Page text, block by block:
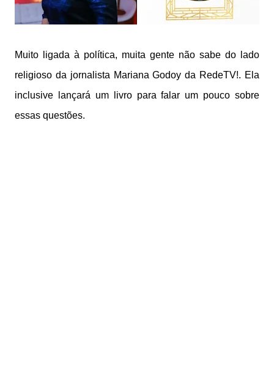
Muito ligada à política, muita gente não sabe do lado
religioso da jornalista Mariana Godoy da RedeTV!. Ela
inclusive lançará um livro para falar um pouco sobre
essas questões.